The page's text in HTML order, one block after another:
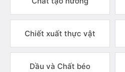
Chiết xuất thực vật
Dầu và Chất béo